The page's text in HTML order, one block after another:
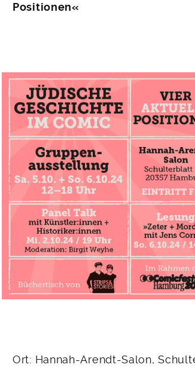
Positionen«
Ort: Hannah-Arendt-Salon,